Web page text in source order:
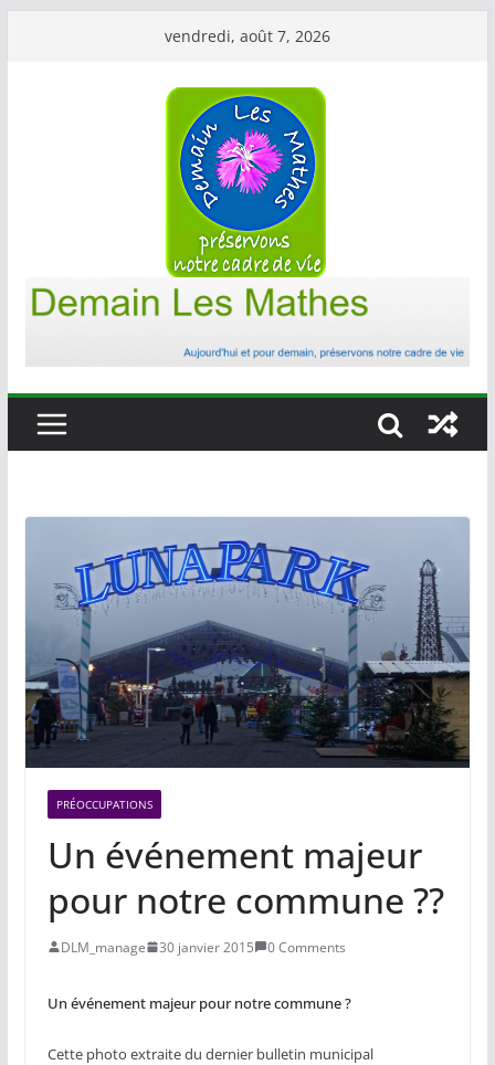
vendredi, août 7, 2026
PRÉOCCUPATIONS
Un événement majeur
pour notre commune ??
DLM_manage 30 janvier 2015 0 Comments
Un événement majeur pour notre commune ?
Cette photo extraite du dernier bulletin municipal